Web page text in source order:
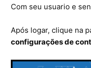
Ferramentas
Segurança
Com seu usuario e
Após logar, clique na
configurações de